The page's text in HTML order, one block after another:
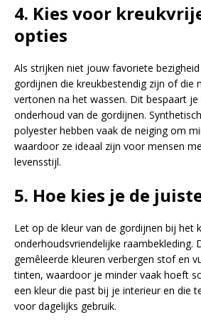
4. Kies voor
opties
Als strijken niet jouw favoriete
gordijnen die kreukbestendig zijn of die
vertonen na het wassen. Dit bespaart
onderhoud van de gordijnen.
polyester hebben vaak de neiging om
waardoor ze ideaal zijn voor mensen
levensstijl.
5. Hoe kies je de
Let op de kleur van de gordijnen bij het
onderhoudsvriendelijke raambekleding.
gemêleerde kleuren verbergen stof en
tinten, waardoor je minder vaak hoeft
een kleur die past bij je interieur en die
voor dagelijks gebruik.